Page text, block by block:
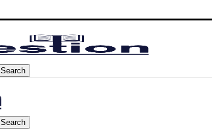
Search
Search